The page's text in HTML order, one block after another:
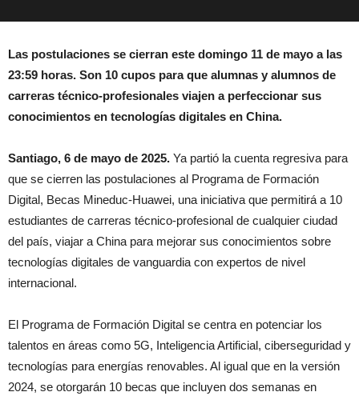
Las postulaciones se cierran este domingo 11 de mayo a las
23:59 horas. Son 10 cupos para que alumnas y alumnos de
carreras técnico-profesionales viajen a perfeccionar sus
conocimientos en tecnologías digitales en China.
Santiago, 6 de mayo de 2025. Ya partió la cuenta regresiva para
que se cierren las postulaciones al Programa de Formación
Digital, Becas Mineduc-Huawei, una iniciativa que permitirá a 10
estudiantes de carreras técnico-profesional de cualquier ciudad
del país, viajar a China para mejorar sus conocimientos sobre
tecnologías digitales de vanguardia con expertos de nivel
internacional.
El Programa de Formación Digital se centra en potenciar los
talentos en áreas como 5G, Inteligencia Artificial, ciberseguridad y
tecnologías para energías renovables. Al igual que en la versión
2024, se otorgarán 10 becas que incluyen dos semanas en